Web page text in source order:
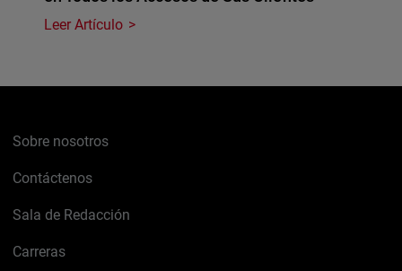
Leer Artículo
Sobre nosotros
Contáctenos
Sala de Redacción
Carreras